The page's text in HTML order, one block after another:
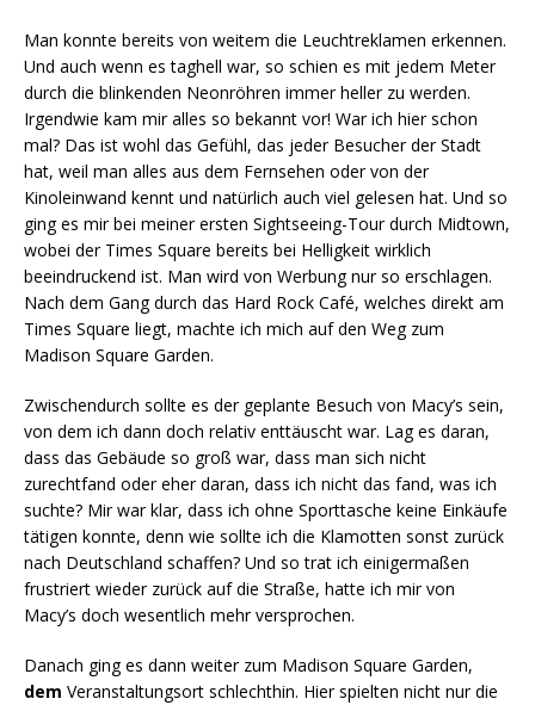
Man konnte bereits von weitem die Leuchtreklamen erkennen.
Und auch wenn es taghell war, so schien es mit jedem Meter
durch die blinkenden Neonröhren immer heller zu werden.
Irgendwie kam mir alles so bekannt vor! War ich hier schon
mal? Das ist wohl das Gefühl, das jeder Besucher der Stadt
hat, weil man alles aus dem Fernsehen oder von der
Kinoleinwand kennt und natürlich auch viel gelesen hat. Und so
ging es mir bei meiner ersten Sightseeing-Tour durch Midtown,
wobei der Times Square bereits bei Helligkeit wirklich
beeindruckend ist. Man wird von Werbung nur so erschlagen.
Nach dem Gang durch das Hard Rock Café, welches direkt am
Times Square liegt, machte ich mich auf den Weg zum
Madison Square Garden.
Zwischendurch sollte es der geplante Besuch von Macy’s sein,
von dem ich dann doch relativ enttäuscht war. Lag es daran,
dass das Gebäude so groß war, dass man sich nicht
zurechtfand oder eher daran, dass ich nicht das fand, was ich
suchte? Mir war klar, dass ich ohne Sporttasche keine Einkäufe
tätigen konnte, denn wie sollte ich die Klamotten sonst zurück
nach Deutschland schaffen? Und so trat ich einigermaßen
frustriert wieder zurück auf die Straße, hatte ich mir von
Macy’s doch wesentlich mehr versprochen.
Danach ging es dann weiter zum Madison Square Garden,
dem Veranstaltungsort schlechthin. Hier spielten nicht nur die